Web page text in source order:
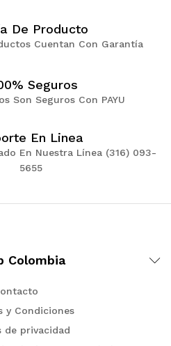
De Producto
Cuentan Con Garantía
Seguros
Son Seguros Con PAYU
En Linea
En Nuestra Línea (316) 093-
5655
Colombia
y Condiciones
de privacidad